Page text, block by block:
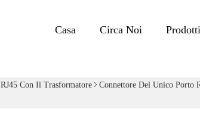
Casa Circa Noi Prodotti
RJ45 Con Il Trasformatore
Connettore Del Unico Porto